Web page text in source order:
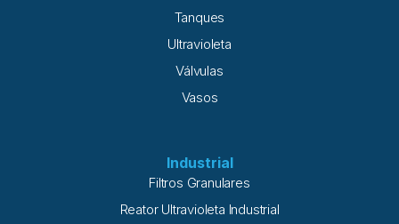
Tanques
Ultravioleta
Válvulas
Vasos
Industrial
Filtros Granulares
Reator Ultravioleta Industrial